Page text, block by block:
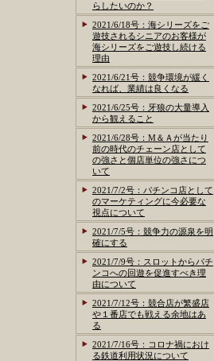
らしたいのか？
2021/6/18号：海シリーズをご
遊技されるシニアのお客様が
海シリーズをご遊技し続ける
理由
2021/6/21号：競争環境が緩く
なれば、業績は良くなる
2021/6/25号：牙狼の大量導入
から観えること
2021/6/28号：M＆Ａが当たり
前の時代のチェーン店として
の強さと個店単位の強さにつ
いて
2021/7/2号：パチンコ店として
のマーケティングに今必要な
視点について
2021/7/5号：競争力の源泉を明
確にする
2021/7/9号：スロットからパチ
ンコへの回遊を促進すべき理
由について
2021/7/12号：競合店が繁盛店
や１番店でも戦える余地はあ
る
2021/7/16号：コロナ禍におけ
る鉄道利用状況について